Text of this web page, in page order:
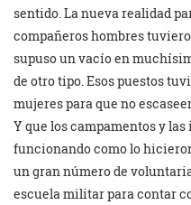
sentido. La nueva realidad
compañeros hombres
supuso un vacío en
de otro tipo. Esos puestos
mujeres para que no
Y que los campamentos y
funcionando como lo
un gran número de
escuela militar para contar